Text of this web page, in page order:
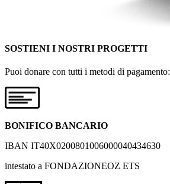
SOSTIENI I NOSTRI PROGETTI
Puoi donare con tutti i metodi di pagamento:
BONIFICO BANCARIO
IBAN IT40X0200801006000040434630
intestato a FONDAZIONEOZ ETS